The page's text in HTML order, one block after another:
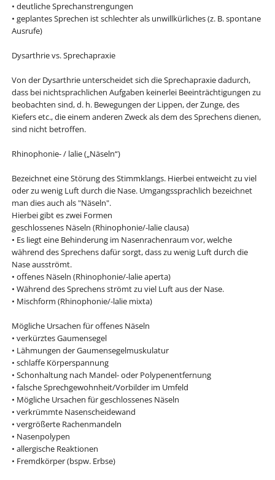
• deutliche Sprechanstrengungen
• geplantes Sprechen ist schlechter als unwillkürliches (z. B. spontane
Ausrufe)
Dysarthrie vs. Sprechapraxie
Von der Dysarthrie unterscheidet sich die Sprechapraxie dadurch,
dass bei nichtsprachlichen Aufgaben keinerlei Beeinträchtigungen zu
beobachten sind, d. h. Bewegungen der Lippen, der Zunge, des
Kiefers etc., die einem anderen Zweck als dem des Sprechens dienen,
sind nicht betroffen.
Rhinophonie- / lalie („Näseln“)
Bezeichnet eine Störung des Stimmklangs. Hierbei entweicht zu viel
oder zu wenig Luft durch die Nase. Umgangssprachlich bezeichnet
man dies auch als "Näseln".
Hierbei gibt es zwei Formen
geschlossenes Näseln (Rhinophonie/-lalie clausa)
• Es liegt eine Behinderung im Nasenrachenraum vor, welche
während des Sprechens dafür sorgt, dass zu wenig Luft durch die
Nase ausströmt.
• offenes Näseln (Rhinophonie/-lalie aperta)
• Während des Sprechens strömt zu viel Luft aus der Nase.
• Mischform (Rhinophonie/-lalie mixta)
Mögliche Ursachen für offenes Näseln
• verkürztes Gaumensegel
• Lähmungen der Gaumensegelmuskulatur
• schlaffe Körperspannung
• Schonhaltung nach Mandel- oder Polypenentfernung
• falsche Sprechgewohnheit/Vorbilder im Umfeld
• Mögliche Ursachen für geschlossenes Näseln
• verkrümmte Nasenscheidewand
• vergrößerte Rachenmandeln
• Nasenpolypen
• allergische Reaktionen
• Fremdkörper (bspw. Erbse)